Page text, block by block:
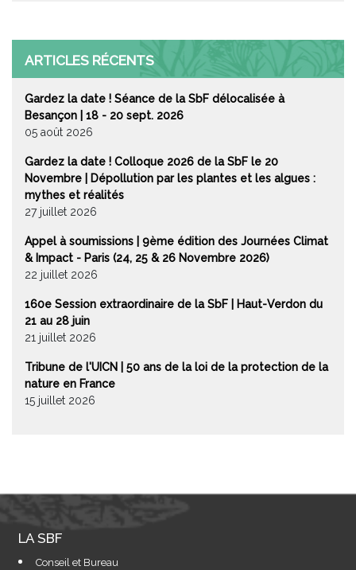
ARTICLES RÉCENTS
Gardez la date ! Séance de la SbF délocalisée à
Besançon | 18 - 20 sept. 2026
05 août 2026
Gardez la date ! Colloque 2026 de la SbF le 20
Novembre | Dépollution par les plantes et les algues :
mythes et réalités
27 juillet 2026
Appel à soumissions | 9ème édition des Journées Climat
& Impact - Paris (24, 25 & 26 Novembre 2026)
22 juillet 2026
160e Session extraordinaire de la SbF | Haut-Verdon du
21 au 28 juin
21 juillet 2026
Tribune de l'UICN | 50 ans de la loi de la protection de la
nature en France
15 juillet 2026
LA SBF
Conseil et Bureau